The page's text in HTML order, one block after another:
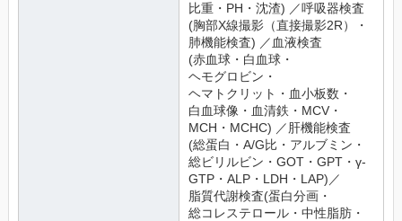
比重・PH・沈渣) ／呼吸器検査
(胸部X線撮影（直接撮影2R）・
肺機能検査) ／血液検査
(赤血球・白血球・
ヘモグロビン・
ヘマトクリット・血小板数・
白血球像・血清鉄・MCV・
MCH・MCHC) ／肝機能検査
(総蛋白・A/G比・アルブミン・
総ビリルビン・GOT・GPT・γ-
GTP・ALP・LDH・LAP)／
脂質代謝検査(蛋白分画・
総コレステロール・中性脂肪・